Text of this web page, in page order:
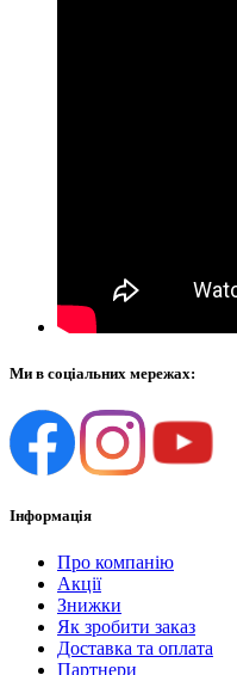
Ми в соціальних мережах:
Інформація
Про компанію
Акції
Знижки
Як зробити заказ
Доставка та оплата
Партнери